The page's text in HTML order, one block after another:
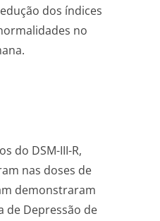
dos índices
no
do DSM-III-R,
nas doses de
demonstraram
de Depressão de